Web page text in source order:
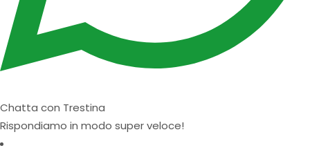
Chatta con Trestina
Rispondiamo in modo super veloce!